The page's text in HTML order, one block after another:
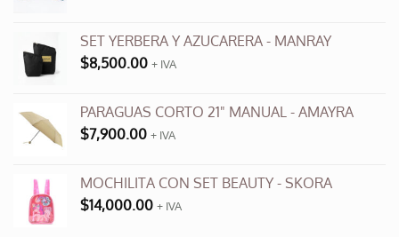
elegir
página
de
SET YERBERA Y AZUCARERA - MANRAY
$8,500.00 + IVA
PARAGUAS CORTO 21" MANUAL - AMAYRA
$7,900.00 + IVA
MOCHILITA CON SET BEAUTY - SKORA
$14,000.00 + IVA